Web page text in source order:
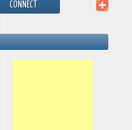
CONNECT